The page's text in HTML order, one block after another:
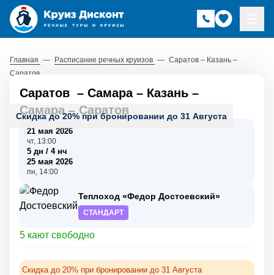
Главная — Расписание речных круизов — Саратов – Казань –
Саратов
Скидка до 20% при бронировании до 31 Августа
Саратов – Самара– Казань –
Самара–Саратов
21 мая 2026
чт, 13:00
5 дн / 4 нч
25 мая 2026
пн, 14:00
Теплоход «Федор Достоевский»
СТАНДАРТ
5 кают свободно
Скидка до 20% при бронировании до 31 Августа